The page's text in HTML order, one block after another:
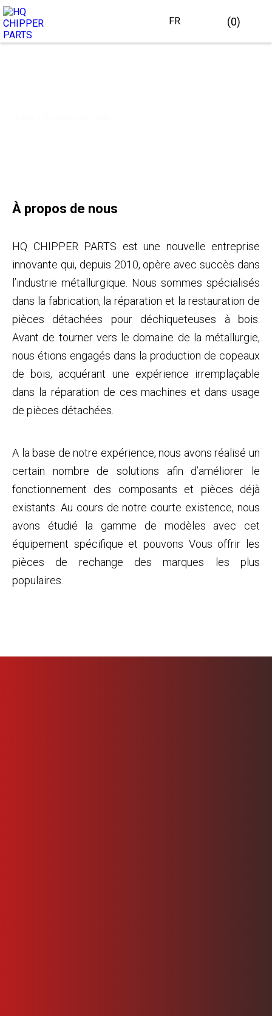
FR (0)
À propos de nous
HQ CHIPPER PARTS est une nouvelle entreprise
innovante qui, depuis 2010, opère avec succès dans
l’industrie métallurgique. Nous sommes spécialisés
dans la fabrication, la réparation et la restauration de
pièces détachées pour déchiqueteuses à bois.
Avant de tourner vers le domaine de la métallurgie,
nous étions engagés dans la production de copeaux
de bois, acquérant une expérience irremplaçable
dans la réparation de ces machines et dans usage
de pièces détachées.
A la base de notre expérience, nous avons réalisé un
certain nombre de solutions afin d’améliorer le
fonctionnement des composants et pièces déjà
existants. Au cours de notre courte existence, nous
avons étudié la gamme de modèles avec cet
équipement spécifique et pouvons Vous offrir les
pièces de rechange des marques les plus
populaires.